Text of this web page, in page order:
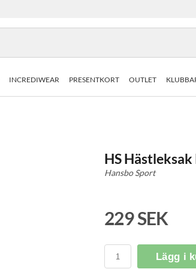
INCREDIWEAR PRESENTKORT OUTLET
HS
Hansbo Sport
229 SEK
Lägg i